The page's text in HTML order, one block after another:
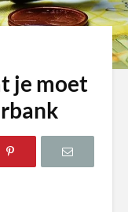
je moet